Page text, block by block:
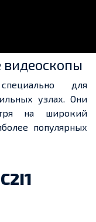
для
узлах. Они
на широкий
популярных